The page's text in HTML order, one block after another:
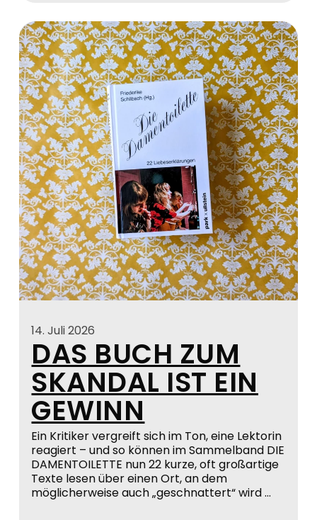
14. Juli 2026
DAS BUCH ZUM
SKANDAL IST EIN
GEWINN
Ein Kritiker vergreift sich im Ton, eine Lektorin
reagiert – und so können im Sammelband DIE
DAMENTOILETTE nun 22 kurze, oft großartige
Texte lesen über einen Ort, an dem
möglicherweise auch „geschnattert“ wird …